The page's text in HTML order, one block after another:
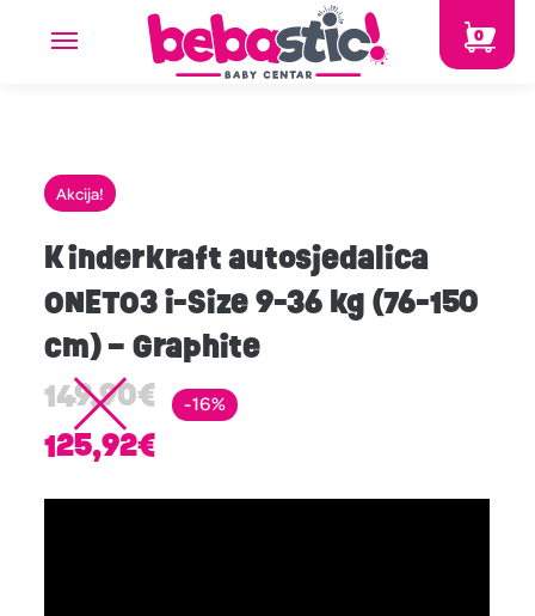
0
Akcija!
Kinderkraft autosjedalica
ONETO3 i-Size 9-36 kg (76-150
cm) – Graphite
149,90€
125,92€
-16%